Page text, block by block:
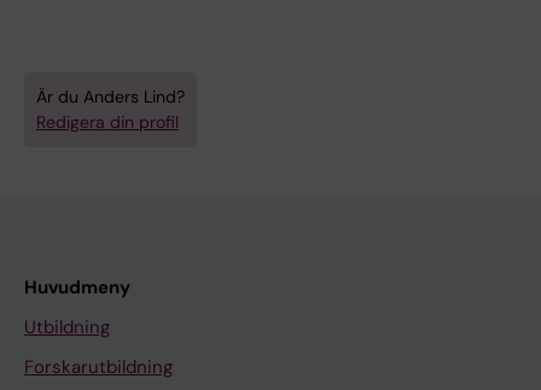
Är du Anders Lind?
Redigera din profil
Huvudmeny
Utbildning
Forskarutbildning